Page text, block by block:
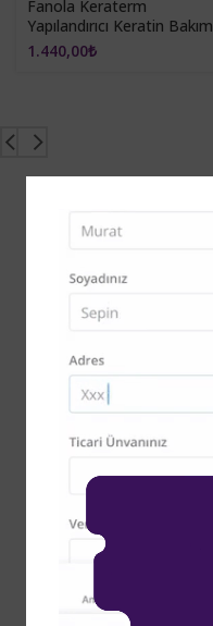
Fanola Keraterm
Yapılandırıcı Keratin Bakım
Şampuanı 300ml
1.440,00₺